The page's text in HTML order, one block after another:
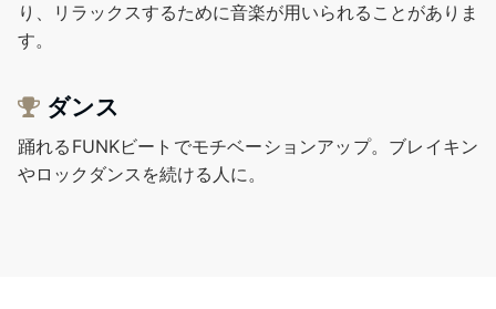
り、リラックスするために音楽が用いられることがありま
す。
ダンス
踊れるFUNKビートでモチベーションアップ。ブレイキン
やロックダンスを続ける人に。